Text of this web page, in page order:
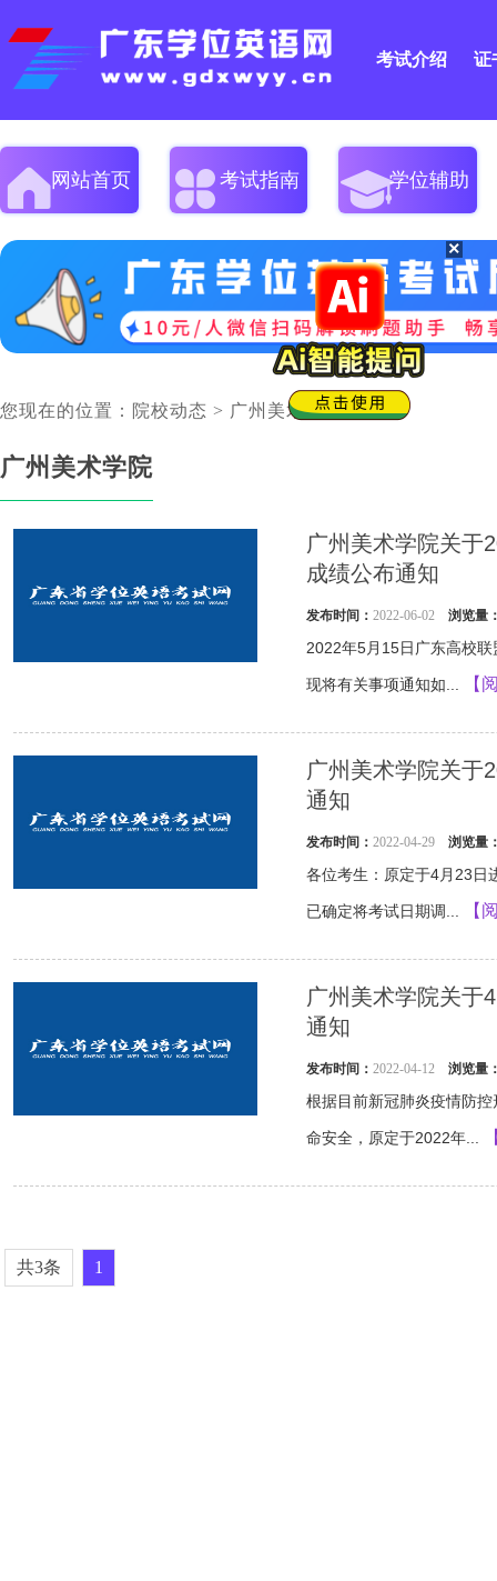
考试介绍 证
×
网站首页 考试指南 学位辅助
您现在的位置： 院校动态 > 广州美术学院>
广州美术学院
广州美术学院关于
成绩公布通知
发布时间： 2022-06-02 浏览量
2022年5月15日广东高校
现将有关事项通知如... 【
广州美术学院关于
通知
发布时间： 2022-04-29 浏览量
各位考生：原定于4月23日
已确定将考试日期调... 【
广州美术学院关于
通知
发布时间： 2022-04-12 浏览量
根据目前新冠肺炎疫情防
命安全，原定于2022年...
共3条 1